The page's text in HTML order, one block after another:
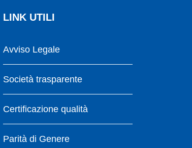
LINK UTILI
Avviso Legale
Società trasparente
Certificazione qualità
Parità di Genere